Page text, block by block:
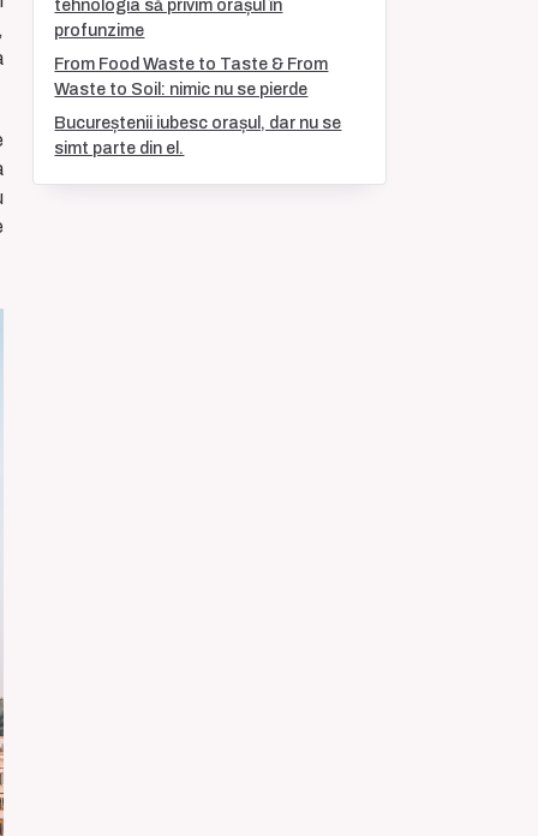
tehnologia să privim orașul în
profunzime
From Food Waste to Taste & From
Waste to Soil: nimic nu se pierde
Bucureștenii iubesc orașul, dar nu se
simt parte din el.